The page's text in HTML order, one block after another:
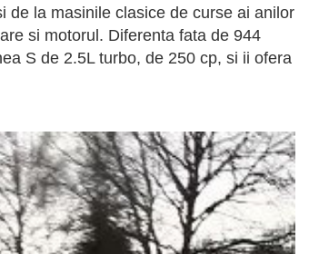
de la masinile clasice de curse ai anilor
si motorul. Diferenta fata de 944
S de 2.5L turbo, de 250 cp, si ii ofera